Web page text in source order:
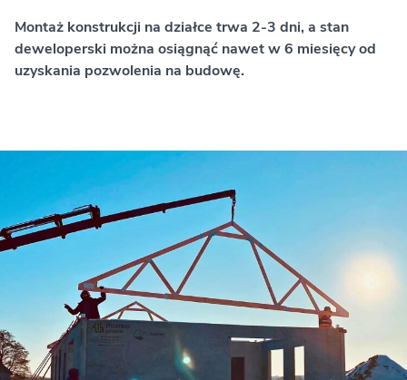
Montaż konstrukcji na działce trwa 2-3 dni, a stan
deweloperski można osiągnąć nawet w 6 miesięcy od
uzyskania pozwolenia na budowę.